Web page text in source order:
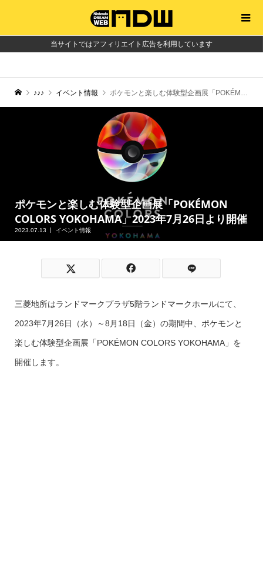
当サイトではアフィリエイト広告を利用しています
♪♪♪ イベント情報 ポケモンと楽しむ体験型企画展「POKÉMON COLORS YOKOHAMA」2023年7月26日より開催
ポケモンと楽しむ体験型企画展「POKÉMON
COLORS YOKOHAMA」2023年7月26日より開催
2023.07.13 イベント情報
三菱地所はランドマークプラザ5階ランドマークホールにて、
2023年7月26日（水）～8月18日（金）の期間中、ポケモンと
楽しむ体験型企画展「POKÉMON COLORS YOKOHAMA」を
開催します。